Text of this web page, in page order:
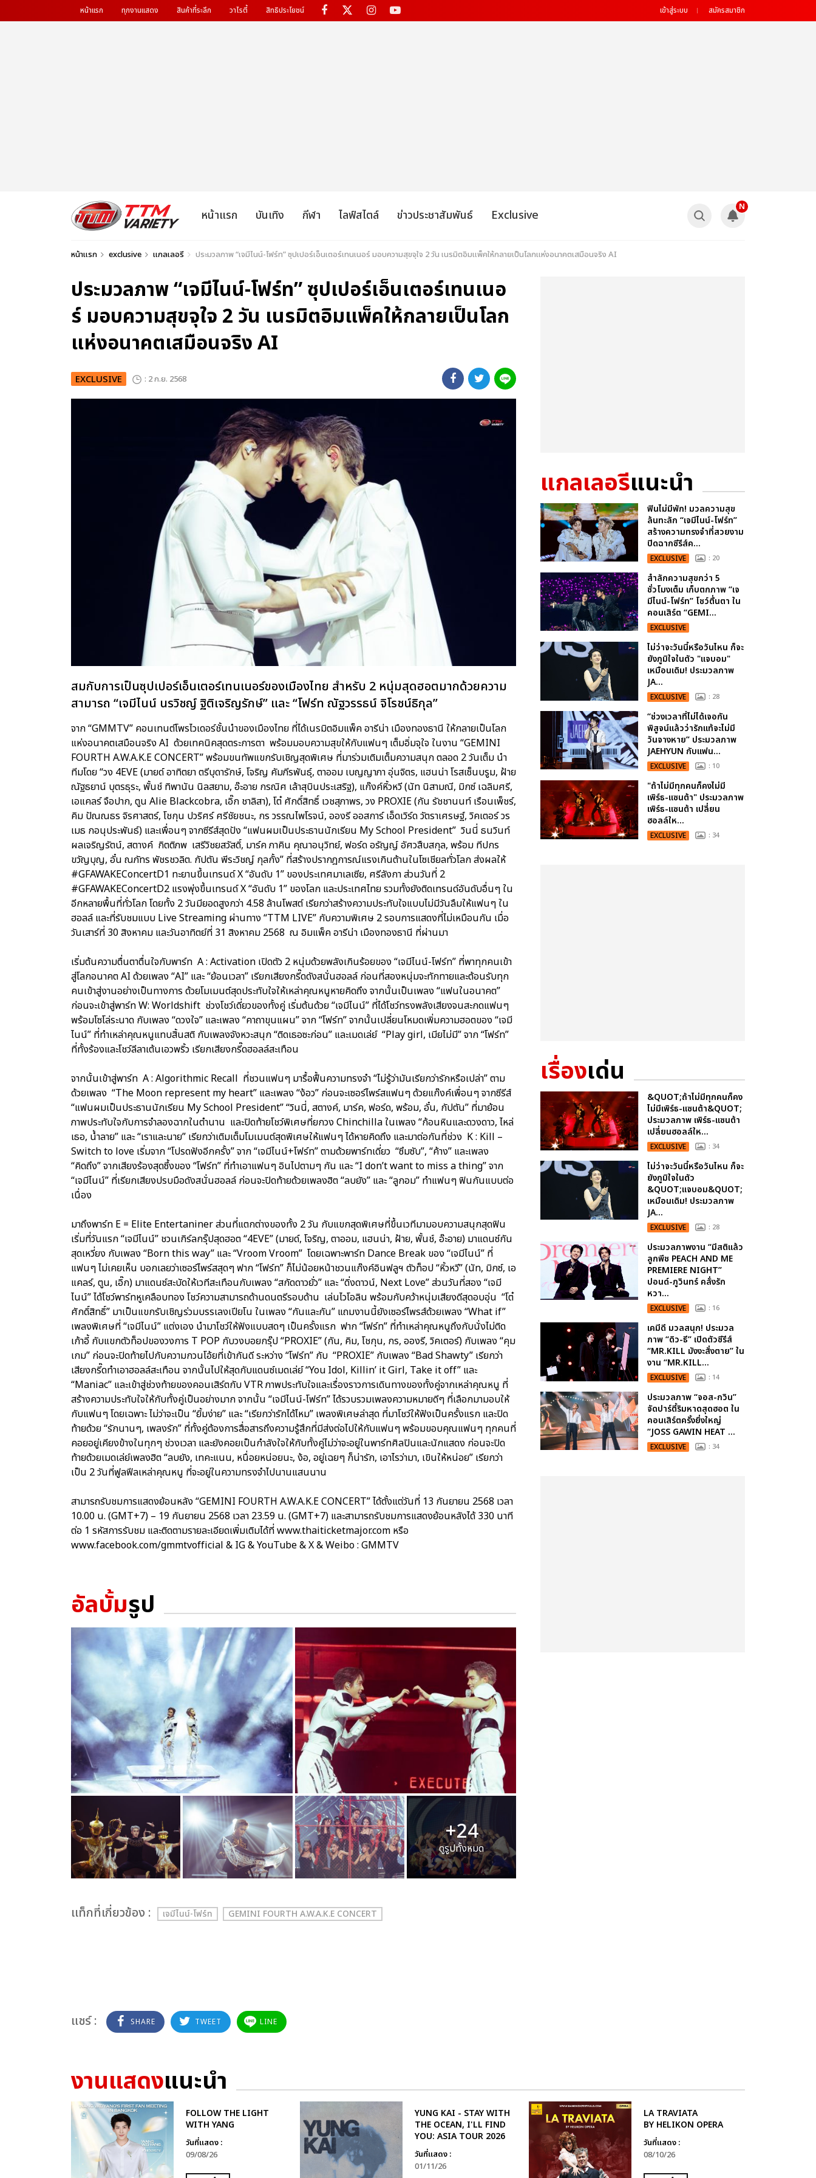
หน้าแรก ทุกงานแสดง สินค้าที่ระลึก วาไรตี้ สิทธิประโยชน์ เข้าสู่ระบบ สมัครสมาชิก
หน้าแรก บันเทิง กีฬา ไลฟ์สไตล์ ข่าวประชาสัมพันธ์ Exclusive
N
หน้าแรก exclusive แกลเลอรี ประมวลภาพ “เจมีไนน์-โฟร์ท” ซุปเปอร์เอ็นเตอร์เทนเนอร์ มอบความสุขจุใจ 2 วัน เนรมิตอิมแพ็คให้กลายเป็นโลกแห่งอนาคตเสมือนจริง AI
ประมวลภาพ “เจมีไนน์-โฟร์ท” ซุปเปอร์เอ็นเตอร์เทนเนอ
ร์ มอบความสุขจุใจ 2 วัน เนรมิตอิมแพ็คให้กลายเป็นโลก
แห่งอนาคตเสมือนจริง AI
EXCLUSIVE : 2 ก.ย. 2568
สมกับการเป็นซุปเปอร์เอ็นเตอร์เทนเนอร์ของเมืองไทย สำหรับ 2 หนุ่มสุดฮอตมากด้วยความ
สามารถ “เจมีไนน์ นรวิชญ์ ฐิติเจริญรักษ์” และ “โฟร์ท ณัฐวรรธน์ จิโรชน์ธิกุล”
จาก “GMMTV” คอนเทนต์โพรไวเดอร์ชั้นนำของเมืองไทย ที่ได้เนรมิตอิมแพ็ค อารีน่า เมืองทองธานี ให้กลายเป็นโลก
แห่งอนาคตเสมือนจริง AI ด้วยเทคนิคสุดตระการตา พร้อมมอบความสุขให้กับแฟนๆ เต็มอิ่มจุใจ ในงาน “GEMINI
FOURTH A.W.A.K.E CONCERT” พร้อมขนทัพแขกรับเชิญสุดพิเศษ ที่มาร่วมเติมเต็มความสนุก ตลอด 2 วันเต็ม นำ
ทีมโดย “วง 4EVE (มายด์ อาทิตยา ตรีบุดารักษ์, โจริญ คัมภีรพันธุ์, ตาออม เบญญาภา อุ่นจิตร, แฮนน่า โรสเซ็นบรูม, ฝ้าย
ณัฐธยาน์ บุตรธุระ, พั้นช์ ทิพานัน นิลสยาม, อ๊ะอาย กรณิศ เล้าสุบินประเสริฐ), แก๊งค์หิ้วหวี (นัท นิสามณี, มิกซ์ เฉลิมศรี,
เอแคลร์ จือปาก, ตูน Alie Blackcobra, เอิ๊ก ชาลิสา), โต๋ ศักดิ์สิทธิ์ เวชสุภาพร, วง PROXIE (กัน รัชชานนท์ เรือนเพ็ชร์,
คิม ปัณณธร จิรศาสตร์, โชกุน ปวริศร์ ศรีชัยชนะ, กร วรรณไพโรจน์, อองรี ออสการ์ เอ็ดเวิร์ด วัตราเศรษฐ์, วิคเตอร์ วร
เมธ กอนุประพันธ์) และเพื่อนๆ จากซีรีส์สุดปัง “แฟนผมเป็นประธานนักเรียน My School President” วินนี่ ธนวินท์
ผลเจริญรัตน์, สตางค์ กิตติภพ เสรีวิชยสวัสดิ์, มาร์ค ภาคิน คุณาอนุวิทย์, ฟอร์ด อรัญญ์ อัศวสืบสกุล, พร้อม ทีปกร
ขวัญบุญ, อั๋น ณภัทร พัชรชวลิต. กัปตัน พีระวิชญ์ กุลกั้ง” ที่สร้างปรากฎการณ์แรงเกินต้านในโซเชียลทั่วโลก ส่งผลให้
#GFAWAKEConcertD1 ทะยานขึ้นเทรนด์ X “อันดับ 1” ของประเทศมาเลเซีย, ศรีลังกา ส่วนวันที่ 2
#GFAWAKEConcertD2 แรงพุ่งขึ้นเทรนด์ X “อันดับ 1” ของโลก และประเทศไทย รวมทั้งยังติดเทรนด์อันดับอื่นๆ ใน
อีกหลายพื้นที่ทั่วโลก โดยทั้ง 2 วันมียอดสูงกว่า 4.58 ล้านโพสต์ เรียกว่าสร้างความประทับใจแบบไม่มีวันลืมให้แฟนๆ ใน
ฮอลล์ และที่รับชมแบบ Live Streaming ผ่านทาง “TTM LIVE” กับความพิเศษ 2 รอบการแสดงที่ไม่เหมือนกัน เมื่อ
วันเสาร์ที่ 30 สิงหาคม และวันอาทิตย์ที่ 31 สิงหาคม 2568 ณ อิมแพ็ค อารีน่า เมืองทองธานี ที่ผ่านมา
เริ่มต้นความตื่นตาตื่นใจกับพาร์ท A : Activation เปิดตัว 2 หนุ่มด้วยพลังเกินร้อยของ “เจมีไนน์-โฟร์ท” ที่พาทุกคนเข้า
สู่โลกอนาคต AI ด้วยเพลง “AI” และ “ย้อนเวลา” เรียกเสียงกรี๊ดดังสนั่นฮอลล์ ก่อนที่สองหนุ่มจะทักทายและต้อนรับทุก
คนเข้าสู่งานอย่างเป็นทางการ ด้วยโมเมนต์สุดประทับใจให้เหล่าคุณหนูหายคิดถึง จากนั้นเป็นเพลง “แฟนในอนาคต”
ก่อนจะเข้าสู่พาร์ท W: Worldshift ช่วงโชว์เดี่ยวของทั้งคู่ เริ่มต้นด้วย “เจมีไนน์” ที่ได้โชว์ทรงพลังเสียงจนสะกดแฟนๆ
พร้อมโซโล่ระนาด กับเพลง “ดวงใจ” และเพลง “คาถาขุนแผน” จาก “โฟร์ท” จากนั้นเปลี่ยนโหมดเพิ่มความฮอตของ “เจมี
ไนน์” ที่ทำเหล่าคุณหนูแทบสิ้นสติ กับเพลงจังหวะสนุก “ติดเธอซะก่อน” และเมดเล่ย์ “Play girl, เมียไม่มี” จาก “โฟร์ท”
ที่ทั้งร้องและโชว์ลีลาเต้นเอวพริ้ว เรียกเสียงกรี๊ดฮอลล์สะเทือน
จากนั้นเข้าสู่พาร์ท A : Algorithmic Recall ที่ชวนแฟนๆ มารื้อฟื้นความทรงจำ “ไม่รู้ว่ามันเรียกว่ารักหรือเปล่า” ตาม
ด้วยเพลง “The Moon represent my heart” และเพลง “ง้อว” ก่อนจะเซอร์ไพร์สแฟนๆ ด้วยแก๊งค์เพื่อนๆ จากซีรีส์
“แฟนผมเป็นประธานนักเรียน My School President” “วินนี่, สตางค์, มาร์ค, ฟอร์ด, พร้อม, อั๋น, กัปตัน” ที่มาย้อน
ภาพประทับใจกับการจำลองฉากในตำนาน และปิดท้ายโชว์พิเศษที่ยกวง Chinchilla ในเพลง “ก้อนหินและดวงดาว, ไหล่
เธอ, น้ำลาย” และ “เราและนาย” เรียกว่าเติมเต็มโมเมนต์สุดพิเศษให้แฟนๆ ได้หายคิดถึง และมาต่อกันที่ช่วง K : Kill –
Switch to love เริ่มจาก “โปรดฟังอีกครั้ง” จาก “เจมีไนน์+โฟร์ท” ตามด้วยพาร์ทเดี่ยว “ซึมซับ”, “ค้าง” และเพลง
“คิดถึง” จากเสียงร้องสุดซึ้งของ “โฟร์ท” ที่ทำเอาแฟนๆ อินไปตามๆ กัน และ “I don’t want to miss a thing” จาก
“เจมีไนน์” ที่เรียกเสียงปรบมือดังสนั่นฮอลล์ ก่อนจะปิดท้ายด้วยเพลงฮิต “ลบยัง” และ “ลูกอม” ทำแฟนๆ ฟินกันแบบต่อ
เนื่อง
มาถึงพาร์ท E = Elite Entertaniner ส่วนที่แตกต่างของทั้ง 2 วัน กับแขกสุดพิเศษที่ขึ้นเวทีมามอบความสนุกสุดฟิน
เริ่มที่วันแรก “เจมีไนน์” ชวนเกิร์ลกรุ๊ปสุดฮอต “4EVE” (มายด์, โจริญ, ตาออม, แฮนน่า, ฝ้าย, พั้นช์, อ๊ะอาย) มาแดนซ์กัน
สุดเหวี่ยง กับเพลง “Born this way” และ “Vroom Vroom” โดยเฉพาะพาร์ท Dance Break ของ “เจมีไนน์” ที่
แฟนๆ ไม่เคยเห็น บอกเลยว่าเซอร์ไพร์สสุดๆ ฟาก “โฟร์ท” ก็ไม่น้อยหน้าชวนแก๊งค์อินฟลูฯ ตัวท็อป “หิ้วหวี” (นัท, มิกซ์, เอ
แคลร์, ตูน, เอิ๊ก) มาแดนซ์สะบัดให้เวทีสะเทือนกับเพลง “สกัดดาวยั่ว” และ “ดิ่งดาวน์, Next Love” ส่วนวันที่สอง “เจมี
ไนน์” ได้โชว์พาร์ทหูเคลือบทอง โชว์ความสามารถด้านดนตรีรอบด้าน เล่นไวโอลิน พร้อมกับคว้าหนุ่มเสียงดีสุดอบอุ่น “โต๋
ศักดิ์สิทธิ์” มาเป็นแขกรับเชิญร่วมบรรเลงเปียโน ในเพลง “กันและกัน” แถมงานนี้ยังเซอร์ไพรส์ด้วยเพลง “What if”
เพลงพิเศษที่ “เจมีไนน์” แต่งเอง นำมาโชว์ให้ฟังแบบสดๆ เป็นครั้งแรก ฟาก “โฟร์ท” ที่ทำเหล่าคุณหนูถึงกับนั่งไม่ติด
เก้าอี้ กับแขกตัวท็อปของวงการ T POP กับวงบอยกรุ๊ป “PROXIE” (กัน, คิม, โชกุน, กร, อองรี, วิคเตอร์) กับเพลง “คุม
เกม” ก่อนจะปิดท้ายไปกับความกวนโอ้ยที่เข้ากันดี ระหว่าง “โฟร์ท” กับ “PROXIE” กับเพลง “Bad Shawty” เรียกว่า
เสียงกรี๊ดทำเอาฮอลล์สะเทือน จากนั้นไปให้สุดกับแดนซ์เมดเล่ย์ “You Idol, Killin’ it Girl, Take it off” และ
“Maniac” และเข้าสู่ช่วงท้ายของคอนเสิร์ตกับ VTR ภาพประทับใจและเรื่องราวการเดินทางของทั้งคู่จากเหล่าคุณหนู ที่
สร้างความประทับใจให้กับทั้งคู่เป็นอย่างมาก จากนั้น “เจมีไนน์-โฟร์ท” ได้รวบรวมเพลงความหมายดีๆ ที่เลือกมามอบให้
กับแฟนๆ โดยเฉพาะ ไม่ว่าจะเป็น “ยิ้มง่าย” และ “เรียกว่ารักได้ไหม” เพลงพิเศษล่าสุด ที่มาโชว์ให้ฟังเป็นครั้งแรก และปิด
ท้ายด้วย “รักนานๆ, เพลงรัก” ที่ทั้งคู่ต้องการสื่อสารถึงความรู้สึกที่มีส่งต่อไปให้กับแฟนๆ พร้อมขอบคุณแฟนๆ ทุกคนที่
คอยอยู่เคียงข้างในทุกๆ ช่วงเวลา และยังคอยเป็นกำลังใจให้กับทั้งคู่ไม่ว่าจะอยู่ในพาร์ทศิลปินและนักแสดง ก่อนจะปิด
ท้ายด้วยเมดเล่ย์เพลงฮิต “ลบยัง, เทคะแนน, หนื่อยหน่อยนะ, ง้อ, อยู่เฉยๆ ก็น่ารัก, เอาไรว่ามา, เขินให้หน่อย” เรียกว่า
เป็น 2 วันที่ฟูลฟีลเหล่าคุณหนู ที่จะอยู่ในความทรงจำไปนานแสนนาน
สามารถรับชมการแสดงย้อนหลัง “GEMINI FOURTH A.W.A.K.E CONCERT” ได้ตั้งแต่วันที่ 13 กันยายน 2568 เวลา
10.00 น. (GMT+7) – 19 กันยายน 2568 เวลา 23.59 น. (GMT+7) และสามารถรับชมการแสดงย้อนหลังได้ 330 นาที
ต่อ 1 รหัสการรับชม และติดตามรายละเอียดเพิ่มเติมได้ที่ www.thaiticketmajor.com หรือ
www.facebook.com/gmmtvofficial & IG & YouTube & X & Weibo : GMMTV
อัลบั้มรูป
+24
ดูรูปทั้งหมด
เเท็กที่เกี่ยวข้อง : เจมีไนน์-โฟร์ท GEMINI FOURTH A.W.A.K.E CONCERT
แชร์ : SHARE TWEET LINE
แกลเลอรีแนะนำ
ฟินไม่มีพัก! มวลความสุข
ล้นทะลัก “เจมีไนน์-โฟร์ท”
สร้างความทรงจำที่สวยงาม
ปิดฉากซีรีส์ค...
EXCLUSIVE : 20
สำลักความสุขกว่า 5
ชั่วโมงเต็ม เก็บตกภาพ “เจ
มีไนน์-โฟร์ท” โชว์ตื่นตา ใน
คอนเสิร์ต “GEMI...
EXCLUSIVE
ไม่ว่าจะวันนี้หรือวันไหน ก็จะ
ยังภูมิใจในตัว "แจบอม"
เหมือนเดิม! ประมวลภาพ
JA...
EXCLUSIVE : 28
“ช่วงเวลาที่ไม่ได้เจอกัน
พิสูจน์แล้วว่ารักแท้จะไม่มี
วันจางหาย” ประมวลภาพ
JAEHYUN กับแฟน...
EXCLUSIVE : 10
"ถ้าไม่มีทุกคนก็คงไม่มี
เพิร์ธ-แซนต้า" ประมวลภาพ
เพิร์ธ-แซนต้า เปลี่ยน
ฮอลล์ให...
EXCLUSIVE : 34
เรื่องเด่น
&QUOT;ถ้าไม่มีทุกคนก็คง
ไม่มีเพิร์ธ-แซนต้า&QUOT;
ประมวลภาพ เพิร์ธ-แซนต้า
เปลี่ยนฮอลล์ให...
EXCLUSIVE : 34
ไม่ว่าจะวันนี้หรือวันไหน ก็จะ
ยังภูมิใจในตัว
&QUOT;แจบอม&QUOT;
เหมือนเดิม! ประมวลภาพ
JA...
EXCLUSIVE : 28
ประมวลภาพงาน “มีสติแล้ว
ลูกพีช PEACH AND ME
PREMIERE NIGHT”
ปอนด์-ภูวินทร์ คลั่งรัก
หวา...
EXCLUSIVE : 16
เคมีดี มวลสนุก! ประมวล
ภาพ “ดิว-ธี” เปิดตัวซีรีส์
“MR.KILL มังงะสั่งตาย” ใน
งาน “MR.KILL...
EXCLUSIVE : 14
ประมวลภาพ “จอส-กวิน”
จัดปาร์ตี้ริมหาดสุดฮอต ใน
คอนเสิร์ตครั้งยิ่งใหญ่
“JOSS GAWIN HEAT ...
EXCLUSIVE : 34
งานแสดงแนะนำ
FOLLOW THE LIGHT
WITH YANG
วันที่แสดง :
09/08/26
YUNG KAI - STAY WITH
THE OCEAN, I'LL FIND
YOU: ASIA TOUR 2026
วันที่แสดง :
01/11/26
LA TRAVIATA
BY HELIKON OPERA
วันที่แสดง :
08/10/26